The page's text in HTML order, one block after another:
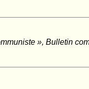
», Bulletin